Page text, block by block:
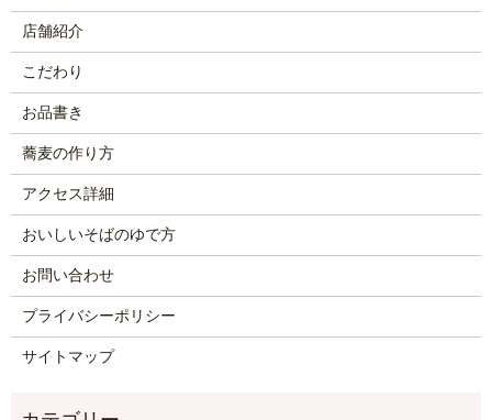
店舗紹介
こだわり
お品書き
蕎麦の作り方
アクセス詳細
おいしいそばのゆで方
お問い合わせ
プライバシーポリシー
サイトマップ